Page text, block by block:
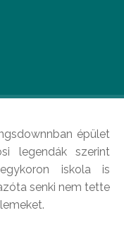
épület
legendák szerint
iskola is
senki nem tette